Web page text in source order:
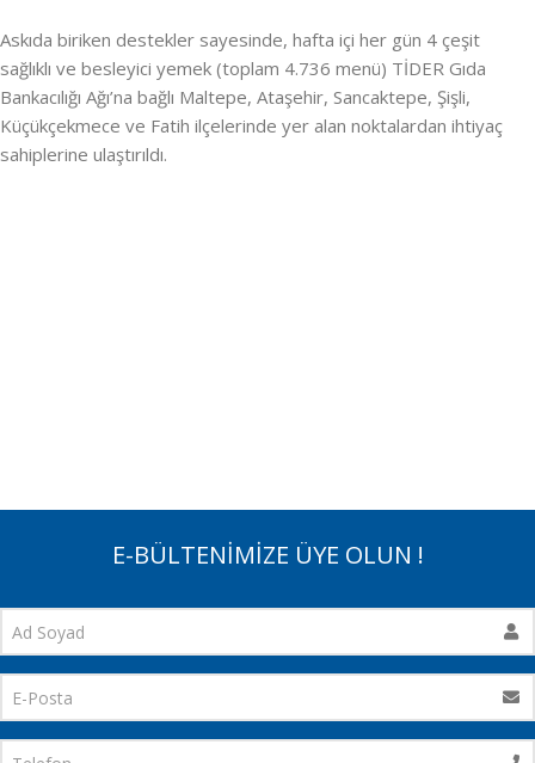
Askıda biriken destekler sayesinde, hafta içi her gün 4 çeşit
sağlıklı ve besleyici yemek (toplam 4.736 menü) TİDER Gıda
Bankacılığı Ağı’na bağlı Maltepe, Ataşehir, Sancaktepe, Şişli,
Küçükçekmece ve Fatih ilçelerinde yer alan noktalardan ihtiyaç
sahiplerine ulaştırıldı.
E-BÜLTENİMİZE ÜYE OLUN !